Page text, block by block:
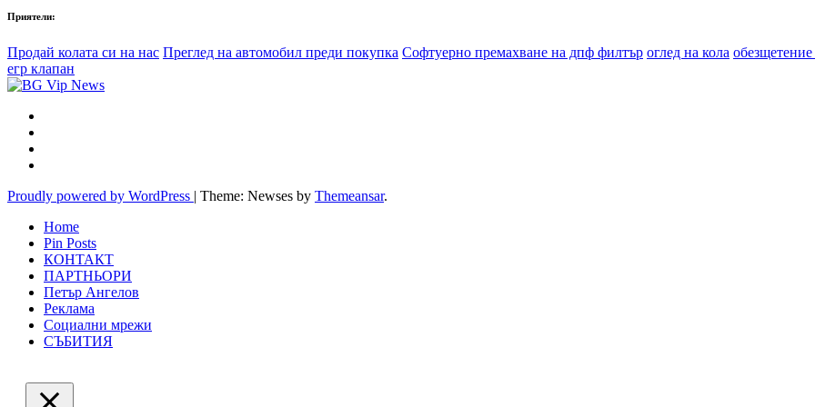
Приятели:
Продай колата си на нас Преглед на автомобил преди покупка Софтуерно премахване на дпф филтър оглед на кола
егр клапан
Proudly powered by WordPress | Theme: Newses by Themeansar.
Home
Pin Posts
КОНТАКТ
ПАРТНЬОРИ
Петър Ангелов
Реклама
Социални мрежи
СЪБИТИЯ